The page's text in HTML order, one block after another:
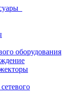
оборудования